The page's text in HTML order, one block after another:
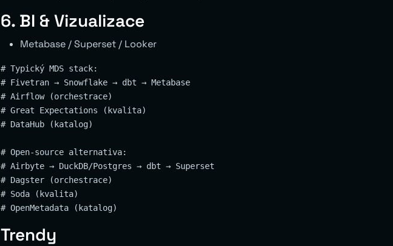
6. BI & Vizualizace
Metabase / Superset / Looker
# Typický MDS stack:
# Fivetran → Snowflake → dbt → Metabase
# Airflow (orchestrace)
# Great Expectations (kvalita)
# DataHub (katalog)
# Open-source alternativa:
# Airbyte → DuckDB/Postgres → dbt → Superset
# Dagster (orchestrace)
# Soda (kvalita)
Trendy